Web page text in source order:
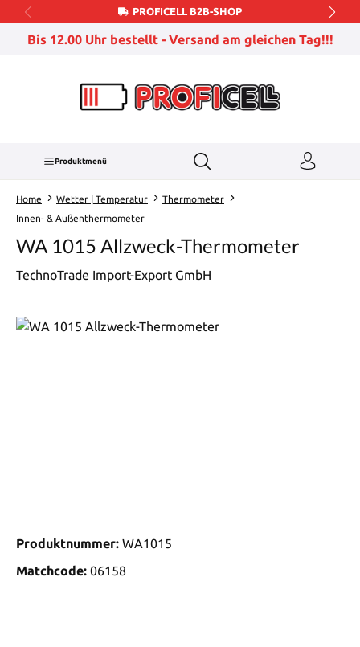
Zum Hauptinhalt springenPROFICELL B2B-SHOP
Bis 12.00 Uhr bestellt - Versand am gleichen Tag!!!
Produktmenü
Home Wetter | Temperatur
Thermometer
Innen- & Außenthermometer
WA 1015 Allzweck-Thermometer
TechnoTrade Import-Export GmbH
Produktnummer: WA1015
Matchcode: 06158